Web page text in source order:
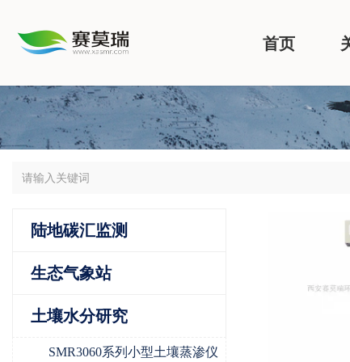
首页
陆地碳汇监测
生态气象站
土壤水分研究
SMR3060系列小型土壤蒸渗仪